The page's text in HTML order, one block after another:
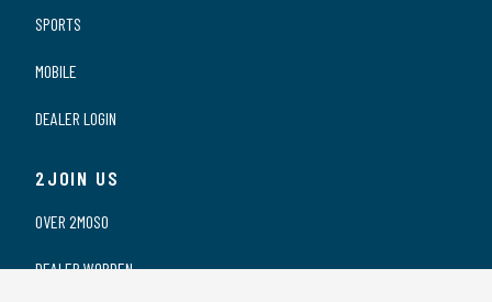
SPORTS
MOBILE
DEALER LOGIN
2JOIN US
OVER 2MOSO
DEALER WORDEN